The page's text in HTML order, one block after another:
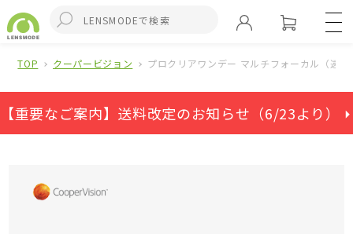
TOP クーパービジョン プロクリアワンデー マルチフォーカル（遠近
【重要なご案内】送料改定のお知らせ（6/23より） ⏵